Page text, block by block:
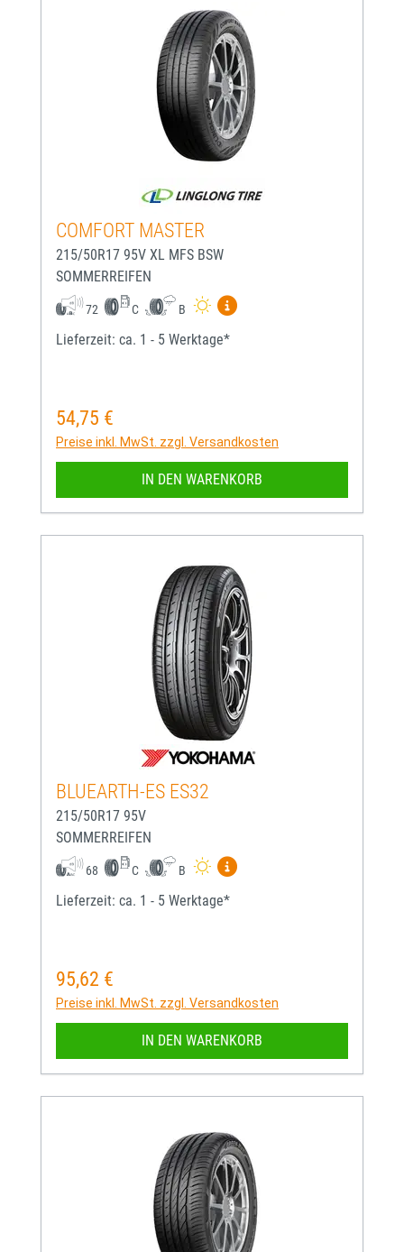
COMFORT MASTER
215/50R17 95V XL MFS BSW
SOMMERREIFEN
72 C B
Mehr Informationen zum
Lieferzeit: ca. 1 - 5 Werktage*
Regulärer Preis:
54,75 €
Preise inkl. MwSt. zzgl. Versandkosten
IN DEN WARENKORB
BLUEARTH-ES ES32
215/50R17 95V
SOMMERREIFEN
68 C B
Mehr Informationen zum
Lieferzeit: ca. 1 - 5 Werktage*
Regulärer Preis:
95,62 €
Preise inkl. MwSt. zzgl. Versandkosten
IN DEN WARENKORB